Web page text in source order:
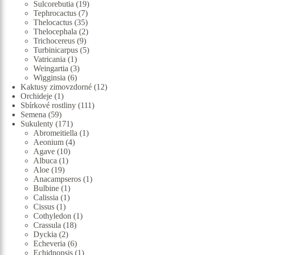
Sulcorebutia 1919
produktů
Tephrocactus 77
produktů
Thelocactus 3535
produktů
Thelocephala 22
produkty
Trichocereus 99
produktů
Turbinicarpus 55
Vatricania 11
produkt
Weingartia 33
produkty
Wigginsia 66
produktů
Kaktusy zimovzdorné 1212
Orchideje 11
produkt
Sbírkové rostliny 111111
Semena 5959
produktů
Sukulenty 171171
produktů
Abromeitiella 11
Aeonium 44
Agave 1010
produktů
Albuca 11
Aloe 1919
produktů
Anacampseros 11
Bulbine 11
produkt
Calissia 11
Cissus 11
produkt
Cothyledon 11
Crassula 1818
Dyckia 22
produkty
Echeveria 66
produktů
Echidnopsis 11